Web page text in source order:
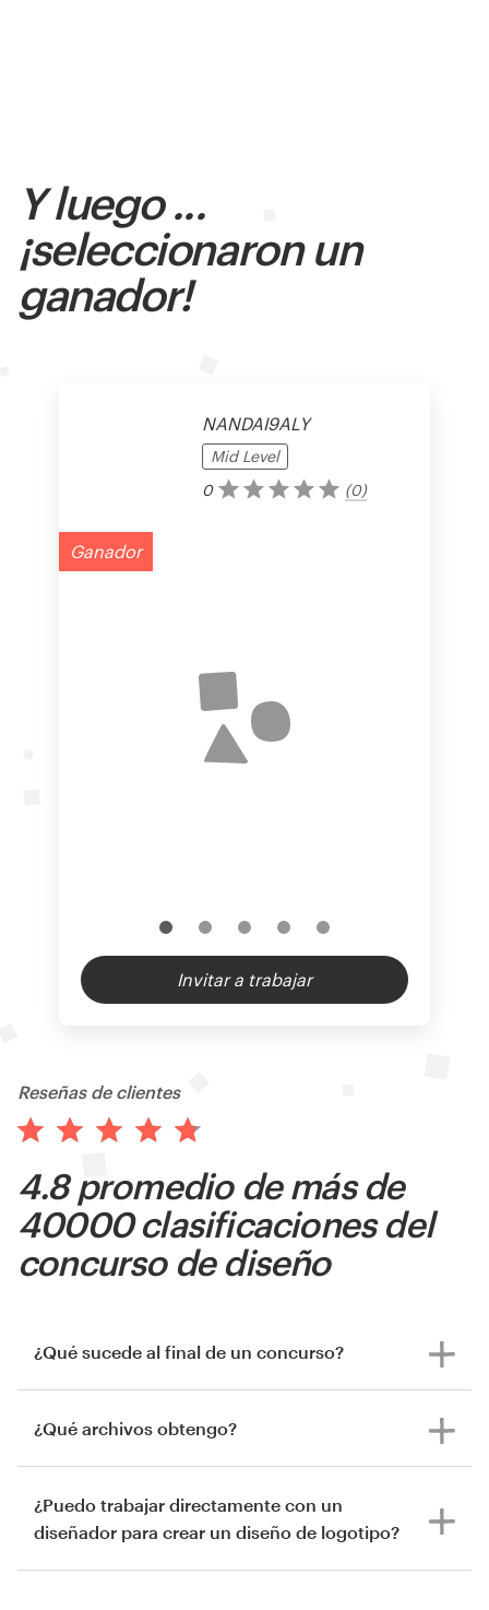
Y luego ...
¡seleccionaron un
ganador!
NANDAI9ALY
MidLevel
0
(0)
Ganador
Invitar a trabajar
Reseñas de clientes
4.8 promedio de más de
40000 clasificaciones del
concurso de diseño
¿Qué sucede al final de un concurso?
¿Qué archivos obtengo?
¿Puedo trabajar directamente con un
diseñador para crear un diseño de logotipo?